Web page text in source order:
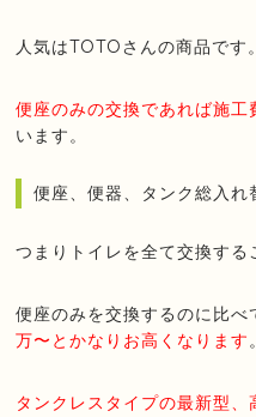
人気はTOTOさんの商品です。
便座のみの交換であれば施
います。
便座、便器、タンク総入れ
つまりトイレを全て交換する
便座のみを交換するのに比べ
万〜とかなりお高くなります。
タンクレスタイプの最新型